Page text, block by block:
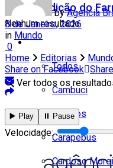
5ª edição do
Cidades
Todos
Cambuci
Campos
Carapebus
Cardoso
Nenhum resultado
Ver todos os
by Agencia
8 de Janeiro, 2026
in Mundo
0
Home
Editorias
Share on Facebook
▶️ Play ⏸️ Pause
Velocidade: